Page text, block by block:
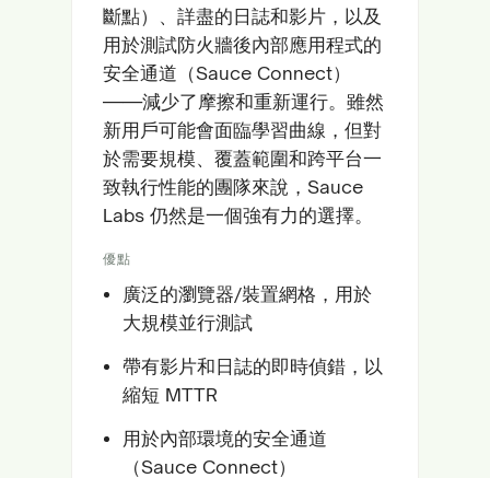
斷點）、詳盡的日誌和影片，以及
用於測試防火牆後內部應用程式的
安全通道（Sauce Connect）
——減少了摩擦和重新運行。雖然
新用戶可能會面臨學習曲線，但對
於需要規模、覆蓋範圍和跨平台一
致執行性能的團隊來說，Sauce
Labs 仍然是一個強有力的選擇。
優點
廣泛的瀏覽器/裝置網格，用於
大規模並行測試
帶有影片和日誌的即時偵錯，以
縮短 MTTR
用於內部環境的安全通道
（Sauce Connect）